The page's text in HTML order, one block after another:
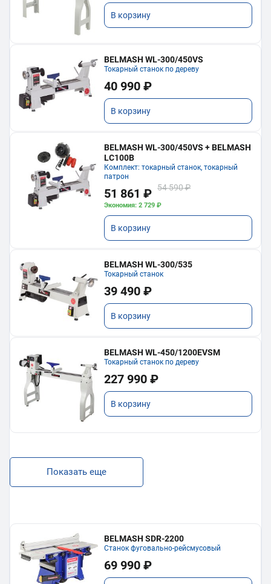
В корзину
BELMASH WL-300/450VS
Токарный станок по дереву
40 990 ₽
В корзину
BELMASH WL-300/450VS + BELMASH
LC100B
Комплект: токарный станок, токарный
патрон
51 861 ₽ 54 590 ₽
Экономия: 2 729 ₽
В корзину
BELMASH WL-300/535
Токарный станок
39 490 ₽
В корзину
BELMASH WL-450/1200EVSM
Токарный станок по дереву
227 990 ₽
В корзину
Показать еще
BELMASH SDR-2200
Станок фуговально-рейсмусовый
69 990 ₽